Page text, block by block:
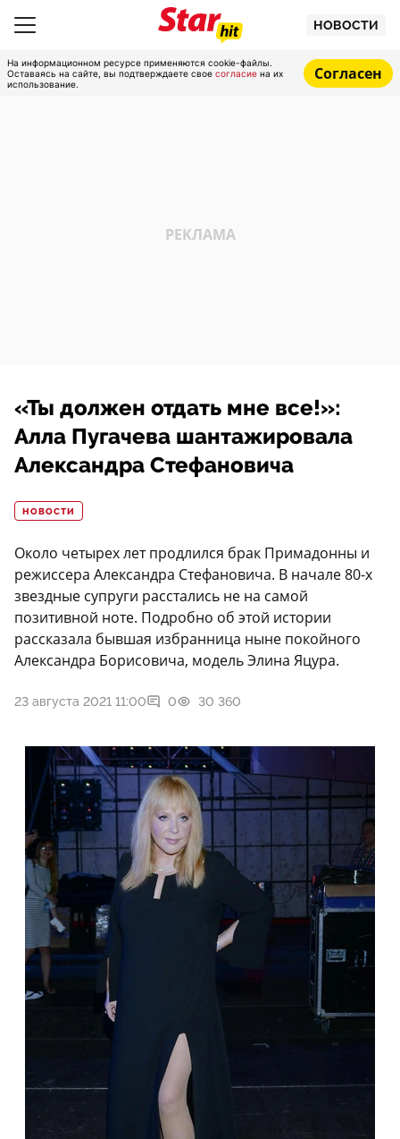
НОВОСТИ
На информационном ресурсе применяются cookie-файлы.
Оставаясь на сайте, вы подтверждаете свое согласие на их
использование.
Согласен
«Ты должен отдать мне все!»:
Алла Пугачева шантажировала
Александра Стефановича
НОВОСТИ
Около четырех лет продлился брак Примадонны и
режиссера Александра Стефановича. В начале 80-х
звездные супруги расстались не на самой
позитивной ноте. Подробно об этой истории
рассказала бывшая избранница ныне покойного
Александра Борисовича, модель Элина Яцура.
23 августа 2021 11:00 0 30 360